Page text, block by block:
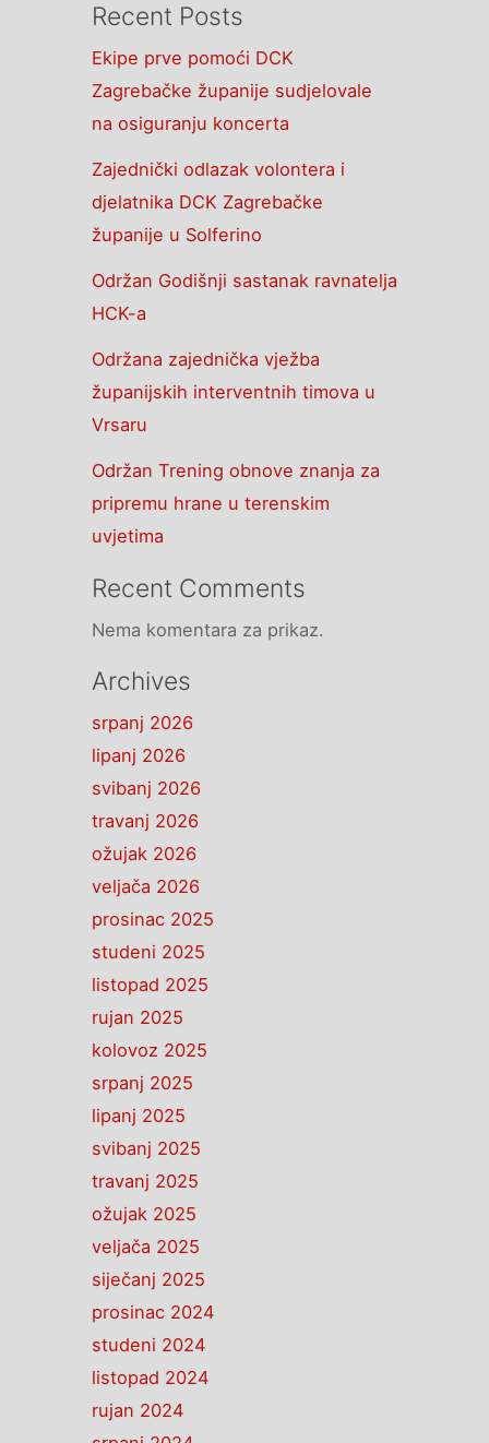
Recent Posts
Ekipe prve pomoći DCK
Zagrebačke županije sudjelovale
na osiguranju koncerta
Zajednički odlazak volontera i
djelatnika DCK Zagrebačke
županije u Solferino
Održan Godišnji sastanak ravnatelja
HCK-a
Održana zajednička vježba
županijskih interventnih timova u
Vrsaru
Održan Trening obnove znanja za
pripremu hrane u terenskim
uvjetima
Recent Comments
Nema komentara za prikaz.
Archives
srpanj 2026
lipanj 2026
svibanj 2026
travanj 2026
ožujak 2026
veljača 2026
prosinac 2025
studeni 2025
listopad 2025
rujan 2025
kolovoz 2025
srpanj 2025
lipanj 2025
svibanj 2025
travanj 2025
ožujak 2025
veljača 2025
siječanj 2025
prosinac 2024
studeni 2024
listopad 2024
rujan 2024